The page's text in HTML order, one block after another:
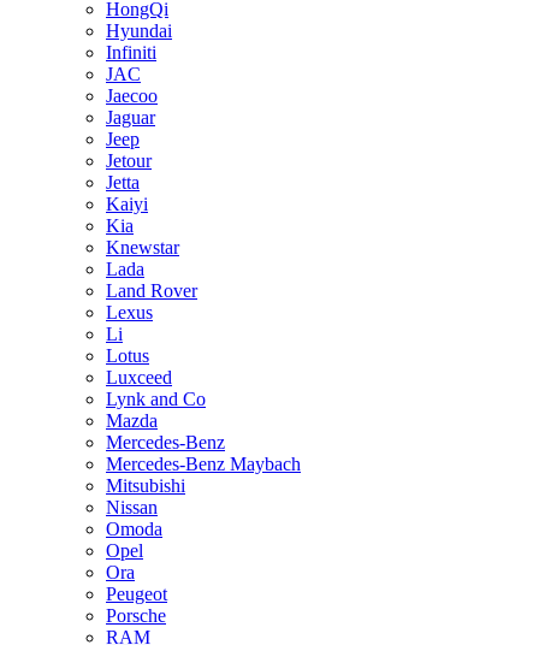
HongQi
Hyundai
Infiniti
JAC
Jaecoo
Jaguar
Jeep
Jetour
Jetta
Kaiyi
Kia
Knewstar
Lada
Land Rover
Lexus
Li
Lotus
Luxceed
Lynk and Co
Mazda
Mercedes-Benz
Mercedes-Benz Maybach
Mitsubishi
Nissan
Omoda
Opel
Ora
Peugeot
Porsche
RAM